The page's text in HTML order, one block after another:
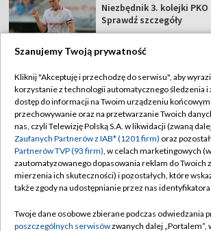
Niezbędnik 3. kolejki
Sprawdź szczegóły
TVP
Abonament TVP
Sklep TVP
Biuro Reklamy
Oferta Handlowa
Emisja w TVP
Regulamin TVP
Polityka prywatności
Moje zgody
Biuro reklamy
Szanujemy Twoją prywatność
Kliknij "Akceptuję i przechodzę do serwisu", aby
korzystanie z technologii automatycznego śledzenia i
dostęp do informacji na Twoim urządzeniu końcowym
przechowywanie oraz na przetwarzanie Twoich
nas, czyli Telewizję Polską S.A. w likwidacji (zwaną
Zaufanych Partnerów z IAB* (1201 firm) oraz
Partnerów TVP (93 firm), w celach marketingowych
zautomatyzowanego dopasowania reklam do Twoich
mierzenia ich skuteczności) i pozostałych, które
także zgody na udostępnianie przez nas identyfikatora
Twoje dane osobowe zbierane podczas odwiedzania
poszczególnych serwisówzwanych dalej